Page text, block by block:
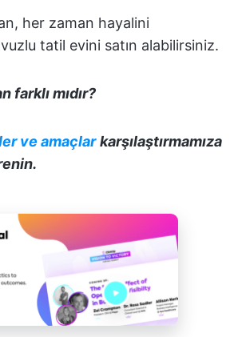
her zaman hayalini
tatil evini satın alabilirsiniz.
farklı mıdır?
ve amaçlar karşılaştırmamıza